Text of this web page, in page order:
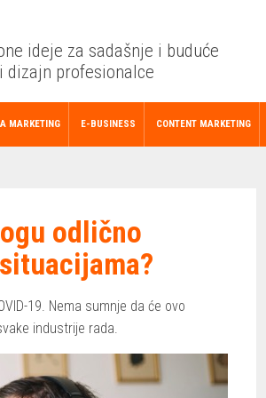
ideje za sadašnje i buduće
dizajn profesionalce
MARKETING E-BUSINESS CONTENT MARKETING
odlično
19. Nema sumnje da će ovo
industrije rada.